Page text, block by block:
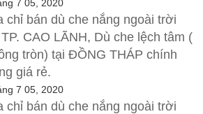
7 05, 2020
chỉ bán dù che nắng ngoài trời
CAO LÃNH, Dù che lệch tâm (
tròn) tại ĐỒNG THÁP chính
giá rẻ.
7 05, 2020
chỉ bán dù che nắng ngoài trời